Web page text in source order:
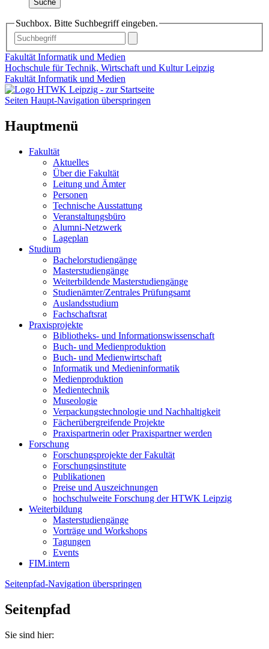
Suche
Suchbox. Bitte Suchbegriff eingeben.
Fakultät Informatik und Medien
Hochschule für Technik, Wirtschaft und Kultur Leipzig
Fakultät Informatik und Medien
Seiten Haupt-Navigation überspringen
Hauptmenü
Fakultät
Aktuelles
Über die Fakultät
Leitung und Ämter
Personen
Technische Ausstattung
Veranstaltungsbüro
Alumni-Netzwerk
Lageplan
Studium
Bachelorstudiengänge
Masterstudiengänge
Weiterbildende Masterstudiengänge
Studienämter/Zentrales Prüfungsamt
Auslandsstudium
Fachschaftsrat
Praxisprojekte
Bibliotheks- und Informationswissenschaft
Buch- und Medienproduktion
Buch- und Medienwirtschaft
Informatik und Medieninformatik
Medienproduktion
Medientechnik
Museologie
Verpackungstechnologie und Nachhaltigkeit
Fächerübergreifende Projekte
Praxispartnerin oder Praxispartner werden
Forschung
Forschungsprojekte der Fakultät
Forschungsinstitute
Publikationen
Preise und Auszeichnungen
hochschulweite Forschung der HTWK Leipzig
Weiterbildung
Masterstudiengänge
Vorträge und Workshops
Tagungen
Events
FIM.intern
Seitenpfad-Navigation überspringen
Seitenpfad
Sie sind hier: